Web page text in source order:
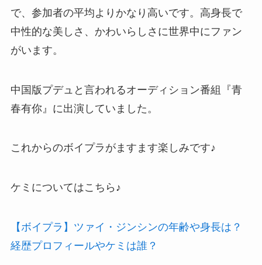
で、参加者の平均よりかなり高いです。高身長で
中性的な美しさ、かわいらしさに世界中にファン
がいます。
中国版プデュと言われるオーディション番組『青
春有你』に出演していました。
これからのボイプラがますます楽しみです♪
ケミについてはこちら♪
【ボイプラ】ツァイ・ジンシンの年齢や身長は？
経歴プロフィールやケミは誰？